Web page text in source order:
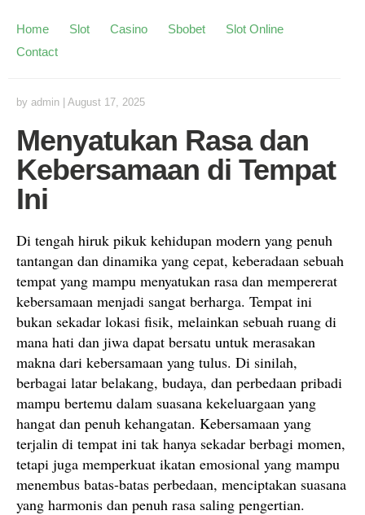
Home Slot Casino Sbobet
Slot Online
Contact
by admin August 17, 2025
Menyatukan Rasa dan
Kebersamaan di Tempat
Ini
Di tengah hiruk pikuk kehidupan modern yang penuh
tantangan dan dinamika yang cepat, keberadaan sebuah
tempat yang mampu menyatukan rasa dan mempererat
kebersamaan menjadi sangat berharga. Tempat ini
bukan sekadar lokasi fisik, melainkan sebuah ruang di
mana hati dan jiwa dapat bersatu untuk merasakan
makna dari kebersamaan yang tulus. Di sinilah,
berbagai latar belakang, budaya, dan perbedaan pribadi
mampu bertemu dalam suasana kekeluargaan yang
hangat dan penuh kehangatan. Kebersamaan yang
terjalin di tempat ini tak hanya sekadar berbagi momen,
tetapi juga memperkuat ikatan emosional yang mampu
menembus batas-batas perbedaan, menciptakan suasana
yang harmonis dan penuh rasa saling pengertian.